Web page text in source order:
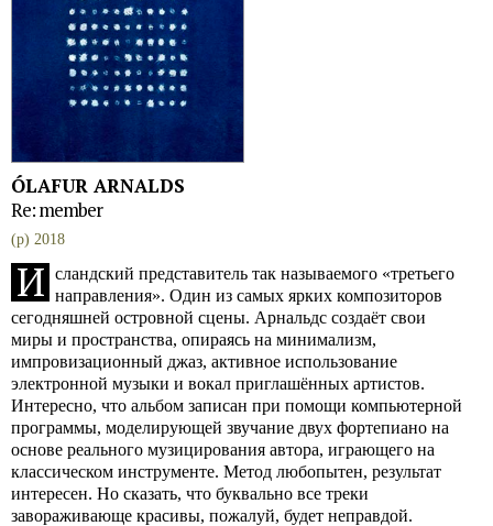
ÓLAFUR ARNALDS
Re: member
(p) 2018
И сландский представитель так называемого «третьего
направления». Один из самых ярких композиторов
сегодняшней островной сцены. Арнальдс создаёт свои
миры и пространства, опираясь на минимализм,
импровизационный джаз, активное использование
электронной музыки и вокал приглашённых артистов.
Интересно, что альбом записан при помощи компьютерной
программы, моделирующей звучание двух фортепиано на
основе реального музицирования автора, играющего на
классическом инструменте. Метод любопытен, результат
интересен. Но сказать, что буквально все треки
завораживающе красивы, пожалуй, будет неправдой.